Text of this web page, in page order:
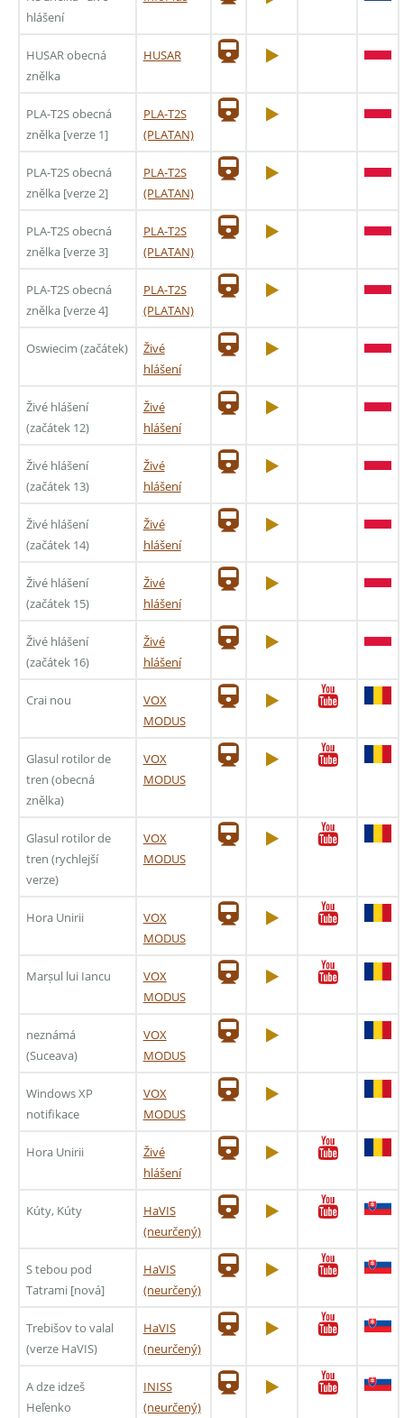
hlášení
HUSAR obecná
znělka
HUSAR
PLA-T2S obecná
znělka [verze 1]
PLA-T2S
(PLATAN)
PLA-T2S obecná
znělka [verze 2]
PLA-T2S
(PLATAN)
PLA-T2S obecná
znělka [verze 3]
PLA-T2S
(PLATAN)
PLA-T2S obecná
znělka [verze 4]
PLA-T2S
(PLATAN)
Oswiecim (začátek)
Živé
hlášení
Živé hlášení
(začátek 12)
Živé
hlášení
Živé hlášení
(začátek 13)
Živé
hlášení
Živé hlášení
(začátek 14)
Živé
hlášení
Živé hlášení
(začátek 15)
Živé
hlášení
Živé hlášení
(začátek 16)
Živé
hlášení
Crai nou
VOX
MODUS
Glasul rotilor de
tren (obecná
znělka)
VOX
MODUS
Glasul rotilor de
tren (rychlejší
verze)
VOX
MODUS
Hora Unirii
VOX
MODUS
Marșul lui Iancu
VOX
MODUS
neznámá
(Suceava)
VOX
MODUS
Windows XP
notifikace
VOX
MODUS
Hora Unirii
Živé
hlášení
Kúty, Kúty
HaVIS
(neurčený)
S tebou pod
Tatrami [nová]
HaVIS
(neurčený)
Trebišov to valal
(verze HaVIS)
HaVIS
(neurčený)
A dze idzeš
Heľenko
INISS
(neurčený)